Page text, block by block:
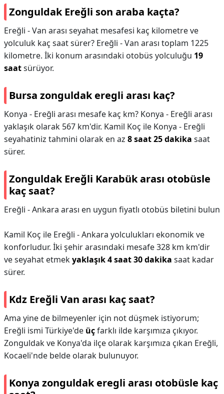
Zonguldak Ereğli son araba kaçta?
Ereğli - Van arası seyahat mesafesi kaç kilometre ve
yolculuk kaç saat sürer? Ereğli - Van arası toplam 1225
kilometre. İki konum arasındaki otobüs yolculuğu 19
saatsürüyor.
Bursa zonguldak eregli arası kaç?
Konya - Ereğli arası mesafe kaç km? Konya - Ereğli arası
yaklaşık olarak 567 km'dir. Kamil Koç ile Konya - Ereğli
seyahatiniz tahmini olarak en az 8 saat 25 dakika saat
sürer.
Zonguldak Ereğli Karabük arası otobüsle
kaç saat?
Ereğli - Ankara arası en uygun fiyatlı otobüs biletini bulun
Kamil Koç ile Ereğli - Ankara yolculukları ekonomik ve
konforludur. İki şehir arasındaki mesafe 328 km km'dir
ve seyahat etmekyaklaşık 4 saat 30 dakika saat kadar
sürer.
Kdz Ereğli Van arası kaç saat?
Ama yine de bilmeyenler için not düşmek istiyorum;
Ereğli ismi Türkiye'de üçfarklı ilde karşımıza çıkıyor.
Zonguldak ve Konya'da ilçe olarak karşımıza çıkan Ereğli,
Kocaeli'nde belde olarak bulunuyor.
Konya zonguldak eregli arası otobüsle kaç